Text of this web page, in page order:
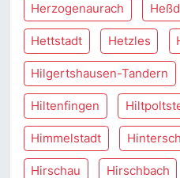
Herzogenaurach
Hettstadt Hetzles
Hilgertshausen-Tandern
Hiltenfingen
Himmelstadt
Hirschau Hirschbach